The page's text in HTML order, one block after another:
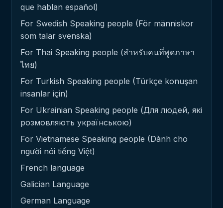
que hablan español)
For Swedish Speaking people (För människor
som talar svenska)
For Thai Speaking people (สำหรับคนที่พูดภาษา
ไทย)
For Turkish Speaking people (Türkçe konuşan
insanlar için)
For Ukrainian Speaking people (Для людей, які
розмовляють українською)
For Vietnamese Speaking people (Dành cho
người nói tiếng Việt)
French language
Galician Language
German Language